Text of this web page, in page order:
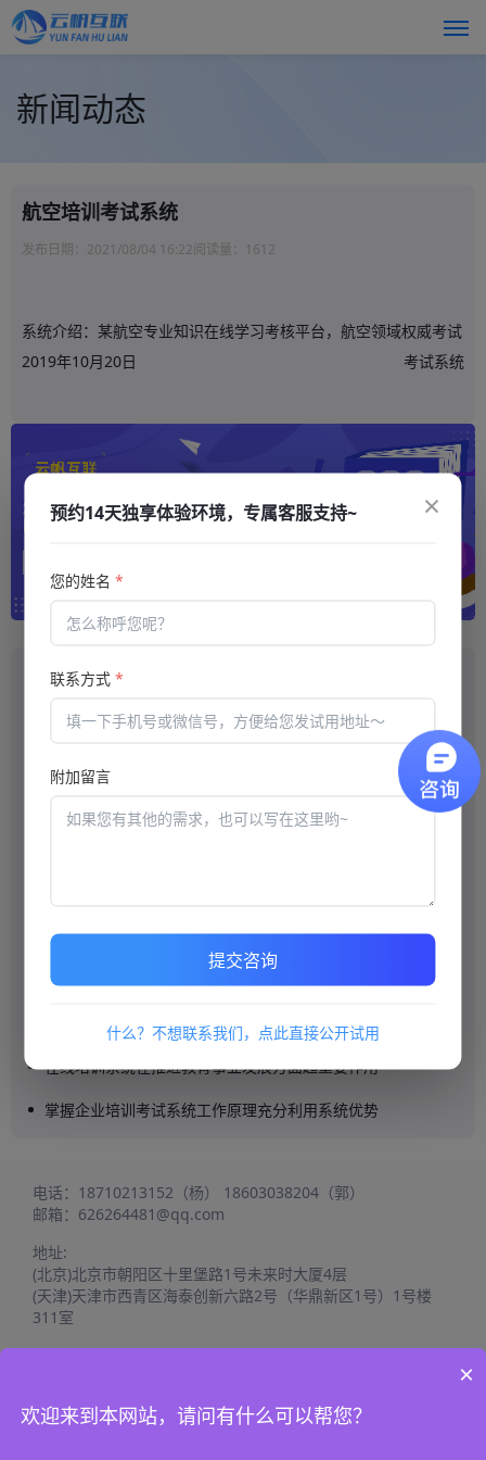
新闻动态
航空培训考试系统
发布日期： 2021/08/04 16:22阅读量： 1612
系统介绍：某航空专业知识在线学习考核平台，航空领域权威考试
2019年10月20日
考试系统
推荐阅读
模拟考试系统哪种使用体验更好？
培训系统是怎样对员工进行培训的
在线培训系统是否支持在线考试模式？
在线培训系统的智能功能优化了学习体验
在线培训系统在推进教育事业发展方面起重要作用
掌握企业培训考试系统工作原理充分利用系统优势
电话： 18710213152（杨）
18603038204（郭）
邮箱： 626264481@qq.com
地址:
(北京)北京市朝阳区十里堡路1号未来时大厦4层
(天津)天津市西青区海泰创新六路2号（华鼎新区1号）1号楼
311室
×
预约14天独享体验环境，专属客服支持~
您的姓名*
联系方式*
附加留言
提交咨询
什么？不想联系我们，点此直接公开试用
×
欢迎来到本网站，请问有什么可以帮您？